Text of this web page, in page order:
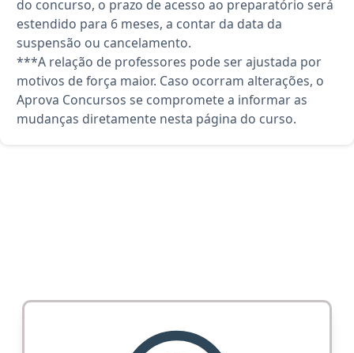
do concurso, o prazo de acesso ao preparatório será
estendido para 6 meses, a contar da data da
suspensão ou cancelamento.
***A relação de professores pode ser ajustada por
motivos de força maior. Caso ocorram alterações, o
Aprova Concursos se compromete a informar as
mudanças diretamente nesta página do curso.